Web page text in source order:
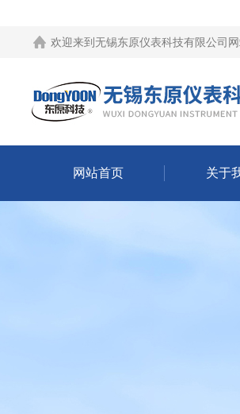
欢迎来到 无锡东原仪表科技有限公司
网站首页 关于